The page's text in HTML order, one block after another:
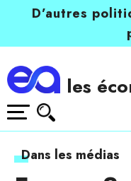
D’autres
les
Dans les médias